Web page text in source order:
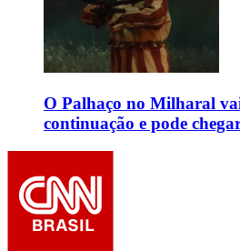
O Palhaço no Milharal
continuação e pode